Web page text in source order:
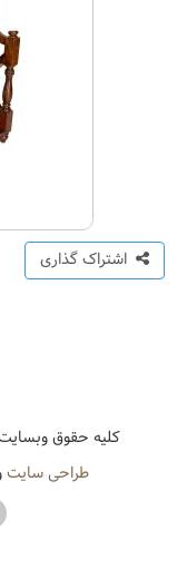
اشتراک گذاری
کلیه حقوق
طراحی سایت